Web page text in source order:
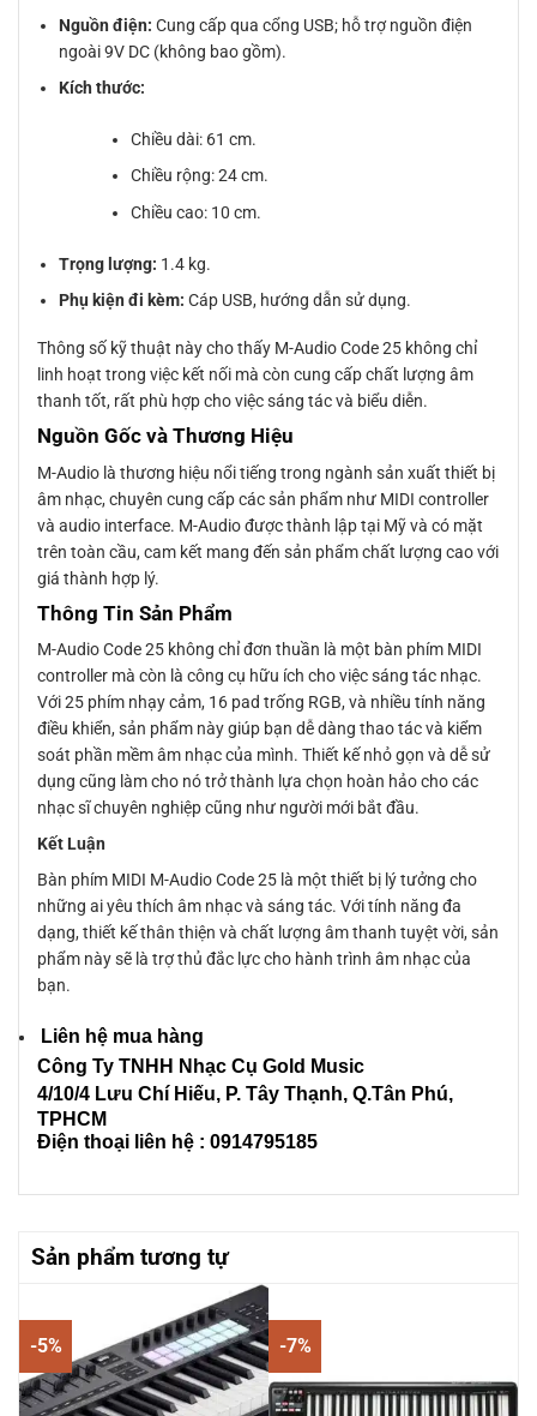
Nguồn điện: Cung cấp qua cổng USB; hỗ trợ nguồn điện
ngoài 9V DC (không bao gồm).
Kích thước:
Chiều dài: 61 cm.
Chiều rộng: 24 cm.
Chiều cao: 10 cm.
Trọng lượng: 1.4 kg.
Phụ kiện đi kèm: Cáp USB, hướng dẫn sử dụng.
Thông số kỹ thuật này cho thấy M-Audio Code 25 không chỉ
linh hoạt trong việc kết nối mà còn cung cấp chất lượng âm
thanh tốt, rất phù hợp cho việc sáng tác và biểu diễn.
Nguồn Gốc và Thương Hiệu
M-Audio là thương hiệu nổi tiếng trong ngành sản xuất thiết bị
âm nhạc, chuyên cung cấp các sản phẩm như MIDI controller
và audio interface. M-Audio được thành lập tại Mỹ và có mặt
trên toàn cầu, cam kết mang đến sản phẩm chất lượng cao với
giá thành hợp lý.
Thông Tin Sản Phẩm
M-Audio Code 25 không chỉ đơn thuần là một bàn phím MIDI
controller mà còn là công cụ hữu ích cho việc sáng tác nhạc.
Với 25 phím nhạy cảm, 16 pad trống RGB, và nhiều tính năng
điều khiển, sản phẩm này giúp bạn dễ dàng thao tác và kiểm
soát phần mềm âm nhạc của mình. Thiết kế nhỏ gọn và dễ sử
dụng cũng làm cho nó trở thành lựa chọn hoàn hảo cho các
nhạc sĩ chuyên nghiệp cũng như người mới bắt đầu.
Kết Luận
Bàn phím MIDI M-Audio Code 25 là một thiết bị lý tưởng cho
những ai yêu thích âm nhạc và sáng tác. Với tính năng đa
dạng, thiết kế thân thiện và chất lượng âm thanh tuyệt vời, sản
phẩm này sẽ là trợ thủ đắc lực cho hành trình âm nhạc của
bạn.
Liên hệ mua hàng
Công Ty TNHH Nhạc Cụ Gold Music
4/10/4 Lưu Chí Hiếu, P. Tây Thạnh, Q.Tân Phú,
TPHCM
Điện thoại liên hệ : 0914795185
Sản phẩm tương tự
-5% -7%